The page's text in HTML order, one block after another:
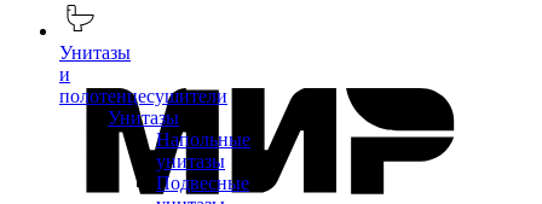
Унитазы
и
полотенцесушители
Унитазы
Напольные
унитазы
Подвесные